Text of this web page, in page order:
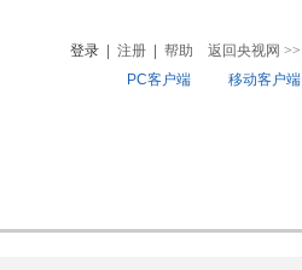
登录 注册 帮助 返回央视网 >>
PC客户端
移动客户端